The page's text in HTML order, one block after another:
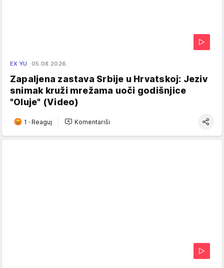
EX YU 05.08.2026.
Zapaljena zastava Srbije u Hrvatskoj: Jeziv
snimak kruži mrežama uoči godišnjice
"Oluje" (Video)
1 · Reaguj Komentariši